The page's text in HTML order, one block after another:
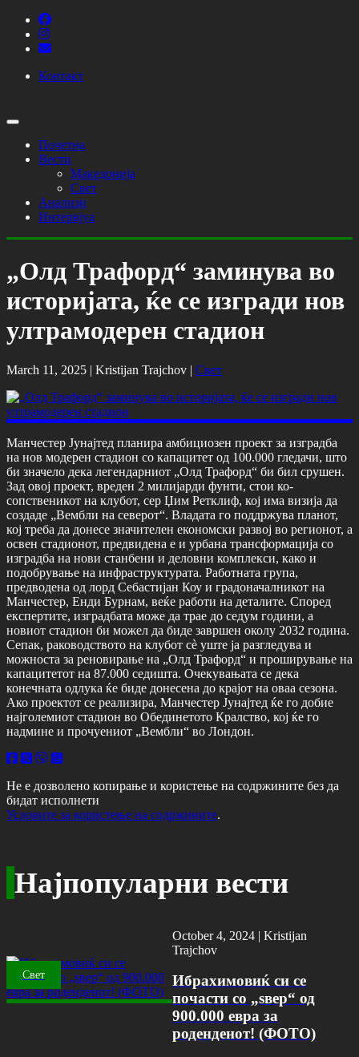
Контакт
Почетна
Вести
Македонија
Свет
Анализи
Интервјуа
„Олд Трафорд“ заминува во
историјата, ќе се изгради нов
ултрамодерен стадион
March 11, 2025 | Kristijan Trajchov | Свет
Манчестер Јунајтед планира амбициозен проект за изградба
на нов модерен стадион со капацитет од 100.000 гледачи, што
би значело дека легендарниот „Олд Трафорд“ би бил срушен.
Зад овој проект, вреден 2 милијарди фунти, стои ко-
сопственикот на клубот, сер Џим Ретклиф, кој има визија да
создаде „Вембли на северот“. Владата го поддржува планот,
кој треба да донесе значителен економски развој во регионот, а
освен стадионот, предвидена е и урбана трансформација со
изградба на нови станбени и деловни комплекси, како и
подобрување на инфраструктурата. Работната група,
предводена од лорд Себастијан Коу и градоначалникот на
Манчестер, Енди Бурнам, веќе работи на деталите. Според
експертите, изградбата може да трае до седум години, а
новиот стадион би можел да биде завршен околу 2032 година.
Сепак, раководството на клубот сè уште ја разгледува и
можноста за реновирање на „Олд Трафорд“ и проширување на
капацитетот на 87.000 седишта. Очекувањата се дека
конечната одлука ќе биде донесена до крајот на оваа сезона.
Ако проектот се реализира, Манчестер Јунајтед ќе го добие
најголемиот стадион во Обединетото Кралство, кој ќе го
надмине и прочуениот „Вембли“ во Лондон.
Не е дозволено копирање и користење на содржините без да
бидат исполнети
Условите за користење на содржините.
Најпопуларни вести
Свет
October 4, 2024 |Kristijan
Trajchov
Ибрахимовиќ си се
почасти со „ѕвер“ од
900.000 евра за
роденденот! (ФОТО)